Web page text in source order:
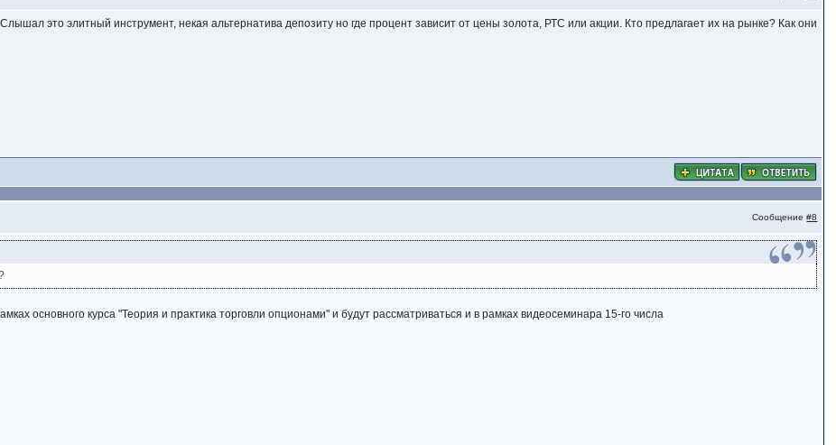
это элитный инструмент, некая альтернатива депозиту но где процент зависит от цены золота, РТС или акции. Кто предлагает их на рынке? Как они
Сообщение#8
основного курса "Теория и практика торговли опционами" и будут рассматриваться и в рамках видеосеминара 15-го числа